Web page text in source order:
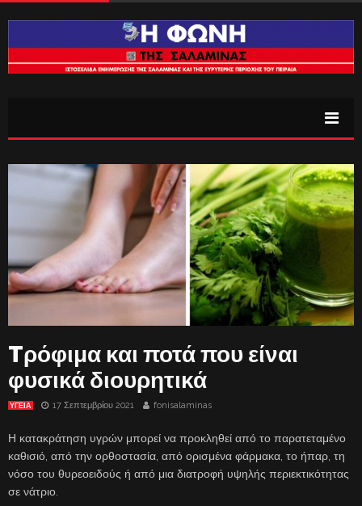
Tρόφιμα και ποτά που είναι
φυσικά διουρητικά
ΥΓΕΙΑ 17 Σεπτεμβρίου 2021 fonisalaminas
Η κατακράτηση υγρών μπορεί να προκληθεί από το παρατεταμένο
καθισιό, από την ορθοστασία, από ορισμένα φάρμακα, το ήπαρ, τη
νόσο του θυρεοειδούς ή από μια διατροφή υψηλής περιεκτικότητας
σε νάτριο.